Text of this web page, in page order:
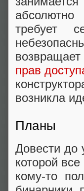
требует
прав
возникла
Планы
Довести до
которой
кому-то